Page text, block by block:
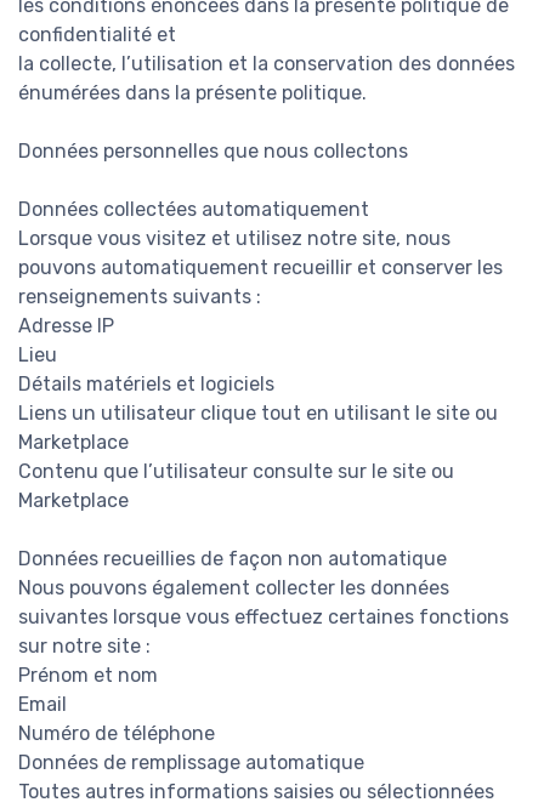
les conditions énoncées dans la présente politique de
confidentialité et
la collecte, l’utilisation et la conservation des données
énumérées dans la présente politique.
Données personnelles que nous collectons
Données collectées automatiquement
Lorsque vous visitez et utilisez notre site, nous
pouvons automatiquement recueillir et conserver les
renseignements suivants :
Adresse IP
Lieu
Détails matériels et logiciels
Liens un utilisateur clique tout en utilisant le site ou
Marketplace
Contenu que l’utilisateur consulte sur le site ou
Marketplace
Données recueillies de façon non automatique
Nous pouvons également collecter les données
suivantes lorsque vous effectuez certaines fonctions
sur notre site :
Prénom et nom
Email
Numéro de téléphone
Données de remplissage automatique
Toutes autres informations saisies ou sélectionnées